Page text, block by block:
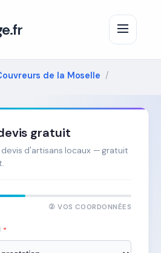
de la Moselle
gratuit
d'artisans locaux — gratuit
② VOS COORDONNÉES
*